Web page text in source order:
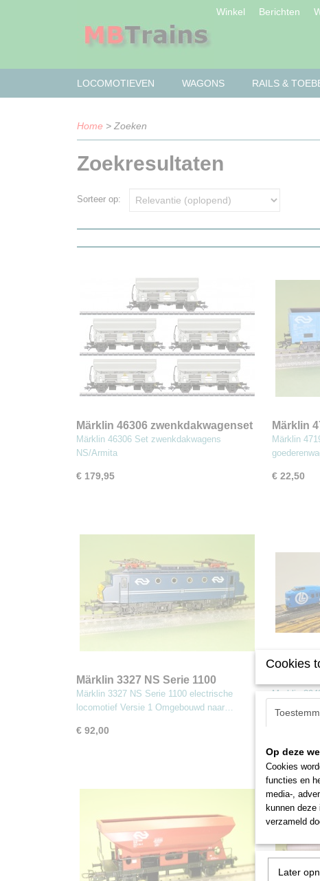
Winkel Berichten
LOCOMOTIEVEN WAGONS RAILS &
Home > Zoeken
Zoekresultaten
Sorteer op:
Märklin 46306 zwenkdakwagenset
NS ARMITA
Märklin 46306 Set zwenkdakwagens
NS/Armita
€ 179,95
Märklin
open
Märklin
€ 22,50
Märklin 3327 NS Serie 1100
electrische locomotief
Märklin 3327 NS Serie 1100 electrische
locomotief Versie 1 Omgebouwd naar…
€ 92,00
Lage
Marklin
Landen"
Cookies
Op deze
Cookies
functies en
media-,
kunnen
verzameld
Later